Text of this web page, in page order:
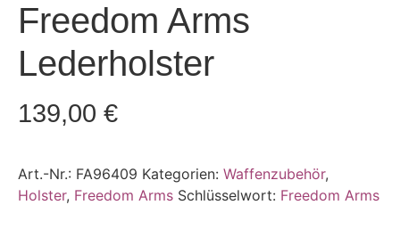
Freedom Arms
Lederholster
139,00 €
Art.-Nr.: FA96409 Kategorien: Waffenzubehör,
Holster, Freedom Arms Schlüsselwort: Freedom Arms